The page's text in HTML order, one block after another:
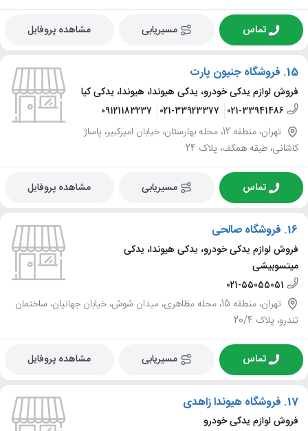
تماس مسیریابی مشاهده پروفایل
15. فروشگاه جنیون پارت
فروش لوازم یدکی خودرو، یدکی هیوندا، هیوندا، یدکی کیا
021-33941486
021-33923377
09121183237
تهران، منطقه 12، محله بهارستان، خیابان امیرکبیر، پاساژ
کاشانی، طبقه همکف، پلاک 24
تماس مسیریابی مشاهده پروفایل
16. فروشگاه صالحی
فروش لوازم یدکی خودرو، یدکی هیوندا، یدکی
میتسوبیشی
021-55055051
تهران، منطقه 15، محله مظاهری، میدان شوش، خیابان جهانیان، ساختمان
تندرو، پلاک 20/4
تماس مسیریابی مشاهده پروفایل
17. فروشگاه هیوندا زاهدی
فروش لوازم یدکی خودرو